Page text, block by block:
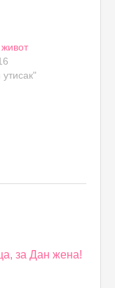
за Дан жена!